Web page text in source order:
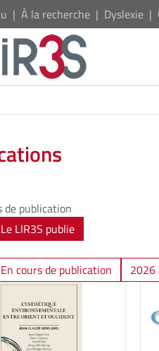
À la recherche Dyslexie
de publication
Le LIR3S publie
En cours de publication 2026